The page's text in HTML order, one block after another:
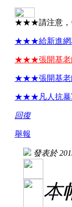
★★★請注意，
★★★給新進網
★★★張開基老
★★★張開基老
★★★凡人抗暴
回復
舉報
發表於
本